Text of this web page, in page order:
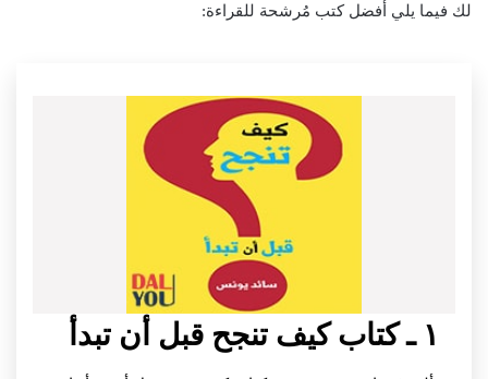
لك فيما يلي أفضل كتب مُرشحة للقراءة:
١ ـ كتاب كيف تنجح قبل أن تبدأ